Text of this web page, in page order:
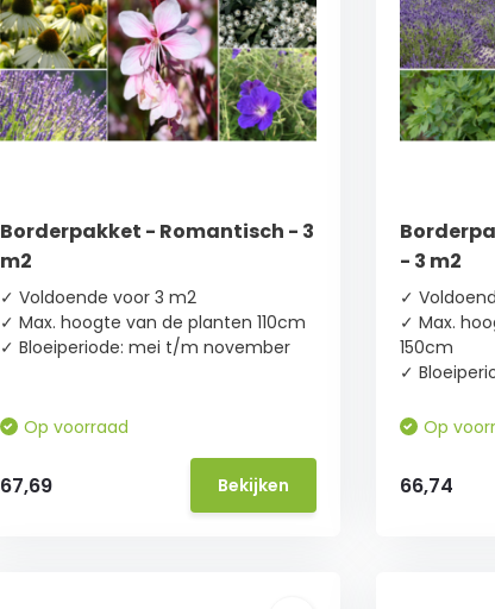
Borderpakket - Romantisch - 3
m2
✓ Voldoende voor 3 m2
✓ Max. hoogte van de planten 110cm
✓ Bloeiperiode: mei t/m november
Op voorraad
67,69 Bekijken
- 3 m2
✓
✓ Max.
150cm
✓
Op
66,74